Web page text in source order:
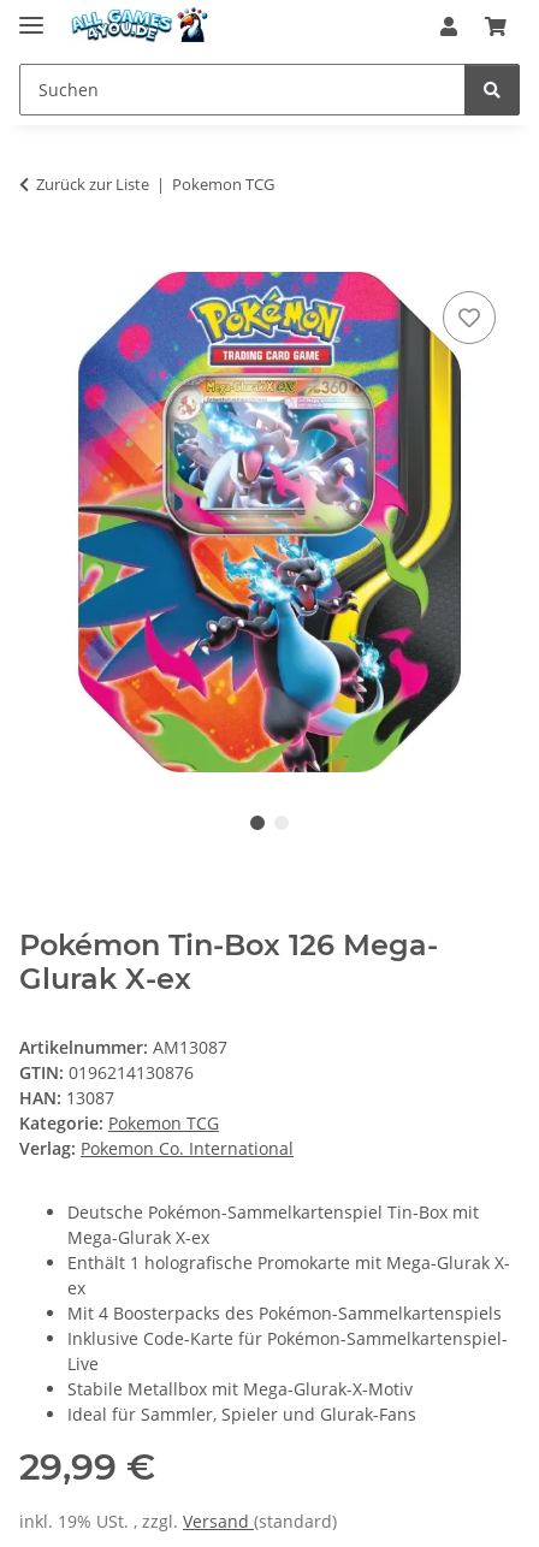
Zurück zur Liste Pokemon TCG
Pokémon Tin-Box 126 Mega-
Glurak X-ex
Artikelnummer: AM13087
GTIN: 0196214130876
HAN: 13087
Kategorie: Pokemon TCG
Verlag: Pokemon Co. International
Deutsche Pokémon-Sammelkartenspiel Tin-Box mit
Mega-Glurak X-ex
Enthält 1 holografische Promokarte mit Mega-Glurak X-
ex
Mit 4 Boosterpacks des Pokémon-Sammelkartenspiels
Inklusive Code-Karte für Pokémon-Sammelkartenspiel-
Live
Stabile Metallbox mit Mega-Glurak-X-Motiv
Ideal für Sammler, Spieler und Glurak-Fans
29,99 €
inkl. 19% USt. , zzgl. Versand (standard)